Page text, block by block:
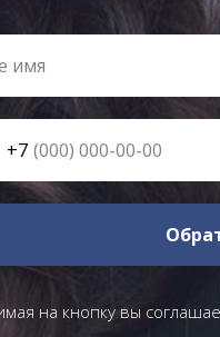
+7
на кнопку вы